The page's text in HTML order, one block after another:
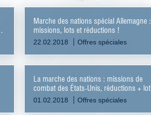
Marche des nations spécial Allemagne :
missions, lots et réductions !
22.02.2018 Offres spéciales
La marche des nations : missions de
combat des États-Unis, réductions + lot
des Aigles de la liberté !
01.02.2018 Offres spéciales